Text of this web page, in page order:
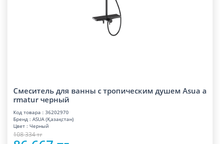
Смеситель для ванны с тропическим душем Asua a
rmatur черный
Код товара : 36202970
Бренд : ASUA (Қазақстан)
Цвет : Черный
108 334 тг